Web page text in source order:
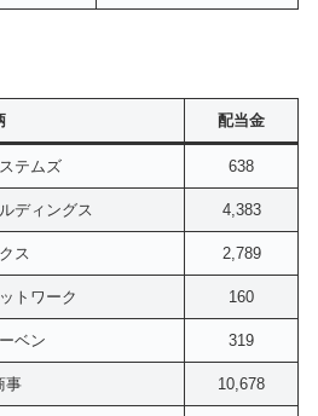
配当金
テムズ 638
ディングス 4,383
ス 2,789
トワーク 160
ベン 319
事 10,678